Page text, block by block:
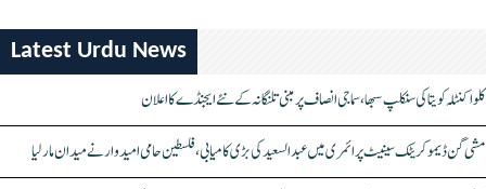
Latest Urdu News
کلواکنٹلہ کویتا کی سنکلپ سبھا، سماجی انصاف پر مبنی تلنگانہ کے نئے ایجنڈے کا اعلان
مشی گن ڈیموکریٹک سینیٹ پرائمری میں عبدالسعید کی بڑی کامیابی، فلسطین حامی امیدوار نے میدان مار لیا